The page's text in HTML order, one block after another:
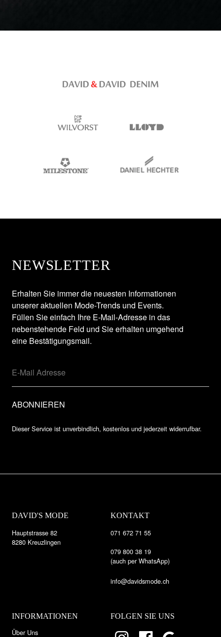
NEWSLETTER
Erhalten Sie immer die neuesten Informationen
unserer aktuellen Mode-Trends und Events.
Füllen Sie einfach Ihre E-Mail-Adresse in das
nebenstehende Feld und Sie erhalten umgehend
eine Bestätigungsmail.
Dieser Service ist unverbindlich, kostenlos und jederzeit widerrufbar.
DAVID'S MODE
Hauptstrasse 82
8280 Kreuzlingen
KONTAKT
071 672 71 55
079 800 38 19
(auch per WhatsApp)
info@davidsmode.ch
INFORMATIONEN
Über Uns
FOLGEN SIE UNS